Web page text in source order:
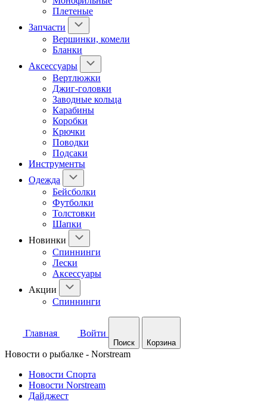
Плетеные
Запчасти
Вершинки, комели
Бланки
Аксессуары
Вертлюжки
Джиг-головки
Заводные кольца
Карабины
Коробки
Крючки
Поводки
Подсаки
Инструменты
Одежда
Бейсболки
Футболки
Толстовки
Шапки
Новинки
Спиннинги
Лески
Аксессуары
Акции
Спиннинги
Главная Войти
Поиск Корзина
Новости о рыбалке - Norstream
Новости Спорта
Новости Norstream
Дайджест